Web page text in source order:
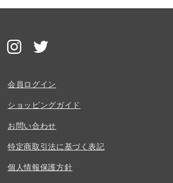
会員ログイン
ショッピングガイド
お問い合わせ
特定商取引法に基づく表記
個人情報保護方針